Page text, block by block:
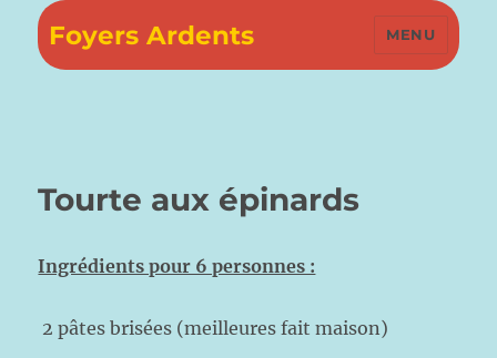
Foyers Ardents MENU
Tourte aux épinards
Ingrédients pour 6 personnes :
2 pâtes brisées (meilleures fait maison)